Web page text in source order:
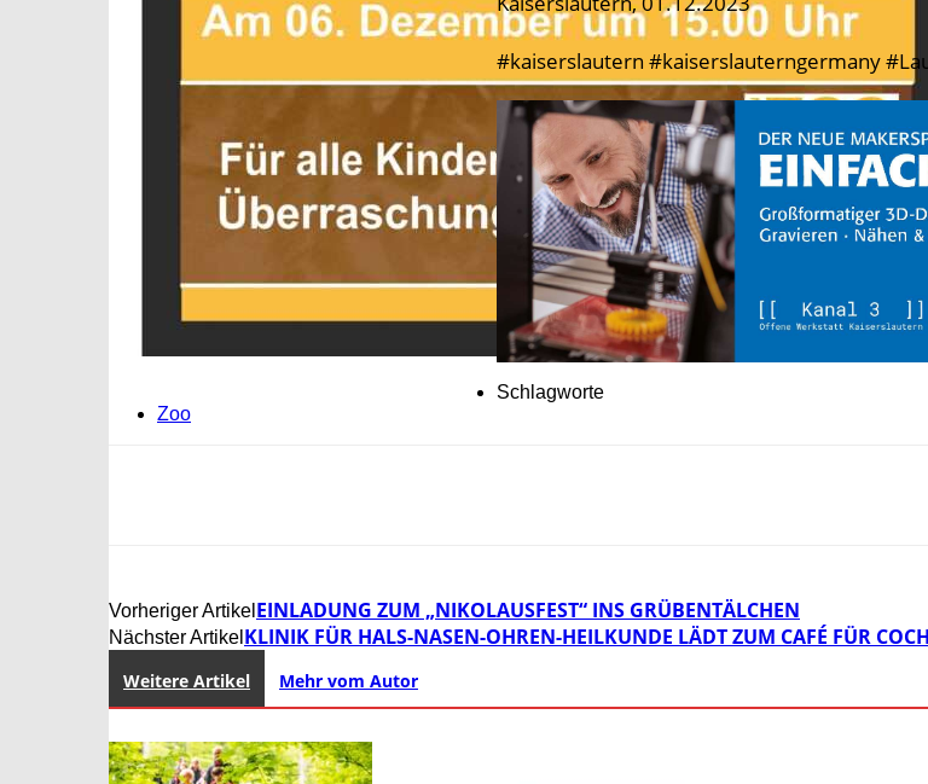
#kaiserslautern #kaiserslauterngermany
Schlagworte
Zoo
Vorheriger Artikel EINLADUNG ZUM „NIKOLAUSFEST“ INS GRÜBENTÄLCHEN
Nächster Artikel KLINIK FÜR HALS-NASEN-OHREN-HEILKUNDE LÄDT ZUM CAFÉ FÜR
Weitere Artikel Mehr vom Autor